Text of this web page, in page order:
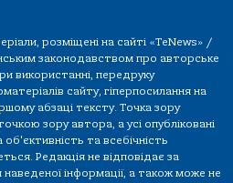
розміщені на сайті «TeNews» /
законодавством про авторське
використанні, передруку
сайту, гіперпосилання на
абзаці тексту. Точка зору
зору автора, а усі опубліковані
та всебічність
Редакція не відповідає за
інформації, а також може не